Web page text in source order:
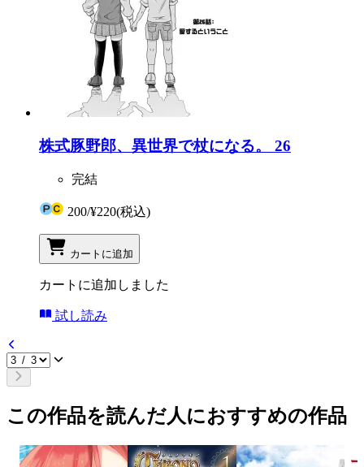
株式豚野郎、異世界で杖になる。 26
完結
200/¥220(税込)
カートに追加
カートに追加しました
試し読み
この作品を読んだ人におすすめの作品